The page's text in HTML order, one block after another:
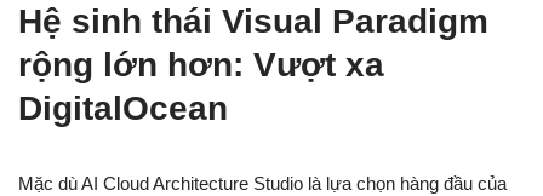
Hệ sinh thái Visual Paradigm
rộng lớn hơn: Vượt xa
DigitalOcean
Mặc dù AI Cloud Architecture Studio là lựa chọn hàng đầu của